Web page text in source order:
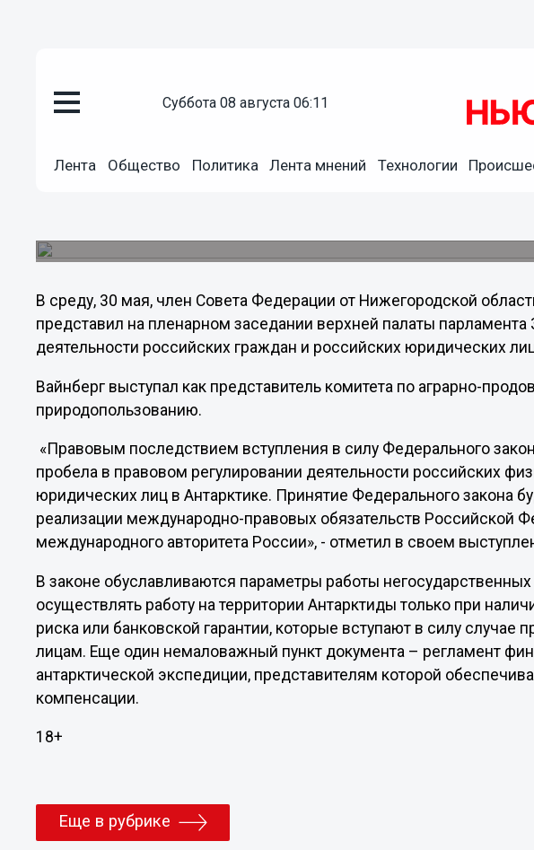
суббота 08 августа 06:11
Лента Общество Политика Лента мнений Технологии
01.06.2012 23:19
Нижегородский сенатор Александр
Совфеде о проблемах Антарктики
В среду, 30 мая, член Совета Федерации от Нижегородской
представил на пленарном заседании верхней палаты парламента
деятельности российских граждан и российских юридических
Вайнберг выступал как представитель комитета по аграрно-
природопользованию.
«Правовым последствием вступления в силу Федерального
пробела в правовом регулировании деятельности российских
юридических лиц в Антарктике. Принятие Федерального закона
реализации международно-правовых обязательств Российской
международного авторитета России», - отметил в своем
В законе обуславливаются параметры работы
осуществлять работу на территории Антарктиды только при
риска или банковской гарантии, которые вступают в силу случае
лицам. Еще один немаловажный пункт документа – регламент
антарктической экспедиции, представителям которой
компенсации.
18+
Еще в рубрике